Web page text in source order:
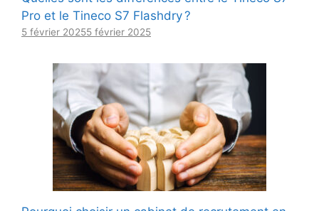
Pro et le Tineco S7 Flashdry ?
5 février 20255 février 2025